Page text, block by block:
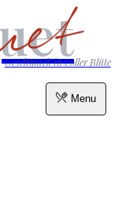
Menu
Geschmack in voller Blüte